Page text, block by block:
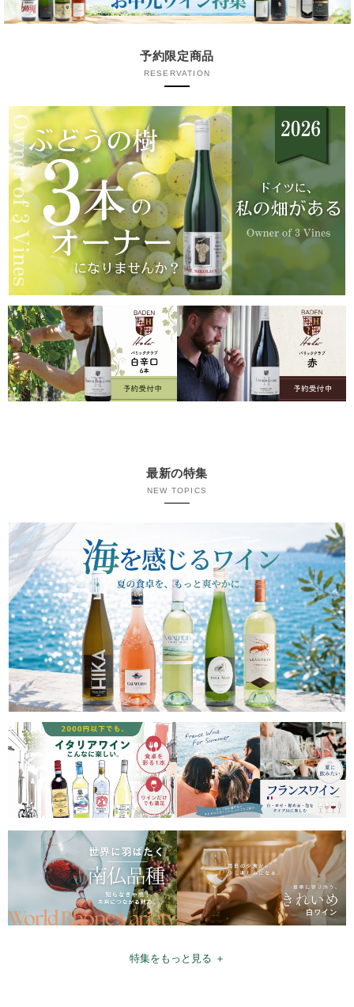
予約限定商品
RESERVATION
最新の特集
NEW TOPICS
特集をもっと見る ＋